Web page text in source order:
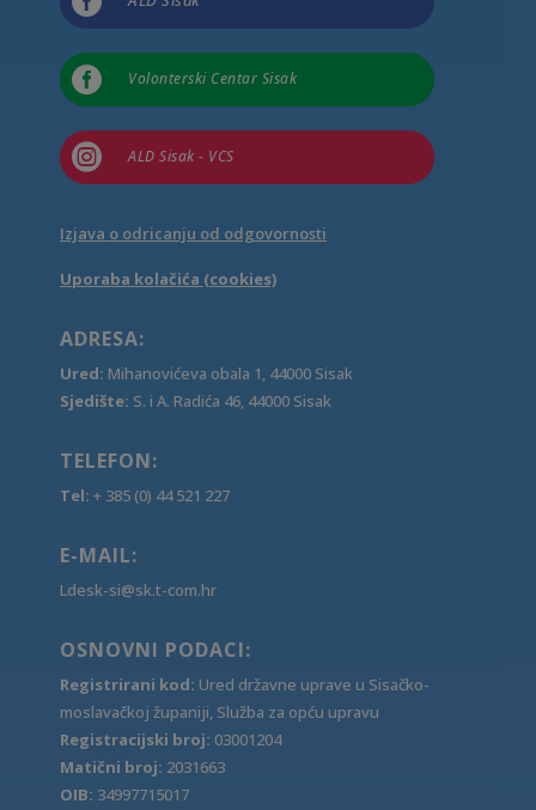
 Volonterski Centar Sisak
 ALD Sisak - VCS
Izjava o odricanju od odgovornosti
Uporaba kolačića (cookies)
ADRESA:
Ured: Mihanovićeva obala 1, 44000 Sisak
Sjedište: S. i A. Radića 46, 44000 Sisak
TELEFON:
Tel: + 385 (0) 44 521 227
E-MAIL:
Ldesk-si@sk.t-com.hr
OSNOVNI PODACI:
Registrirani kod: Ured državne uprave u Sisačko-
moslavačkoj županiji, Služba za opću upravu
Registracijski broj: 03001204
Matični broj: 2031663
OIB: 34997715017